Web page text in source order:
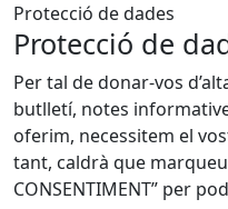
Protecció de dades
Protecció de
Per tal de donar-vos
butlletí, notes
oferim, necessitem el
tant, caldrà que marqueu
CONSENTIMENT” per